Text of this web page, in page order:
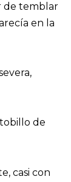
de temblar
en la
de
casi con